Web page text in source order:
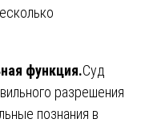
функция.Суд
разрешения
познания в